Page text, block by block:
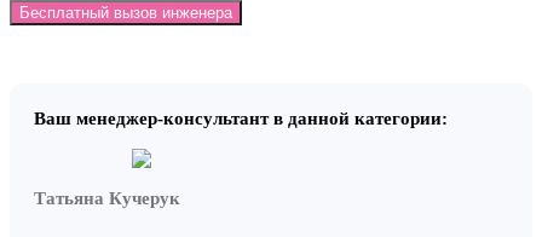
Бесплатный вызов инженера
Ваш менеджер-консультант в данной категории:
Татьяна Кучерук